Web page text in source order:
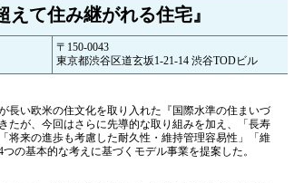
て住み継がれる住宅』
〒150-0043
東京都渋谷区道玄坂1-21-14 渋谷TODビル
い欧米の住文化を取り入れた『国際水準の住まいづ
たが、今回はさらに先導的な取り組みを加え、「長寿
将来の進歩も考慮した耐久性・維持管理容易性」「維
の基本的な考えに基づくモデル事業を提案した。